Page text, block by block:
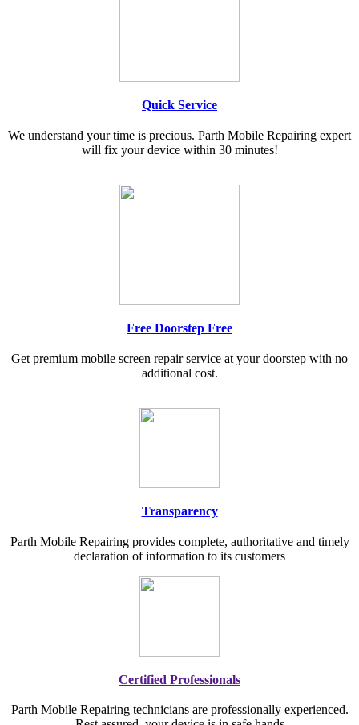
Quick Service
We understand your time is precious. Parth Mobile Repairing expert
will fix your device within 30 minutes!
Free Doorstep Free
Get premium mobile screen repair service at your doorstep with no
additional cost.
Transparency
Parth Mobile Repairing provides complete, authoritative and timely
declaration of information to its customers
Certified Professionals
Parth Mobile Repairing technicians are professionally experienced.